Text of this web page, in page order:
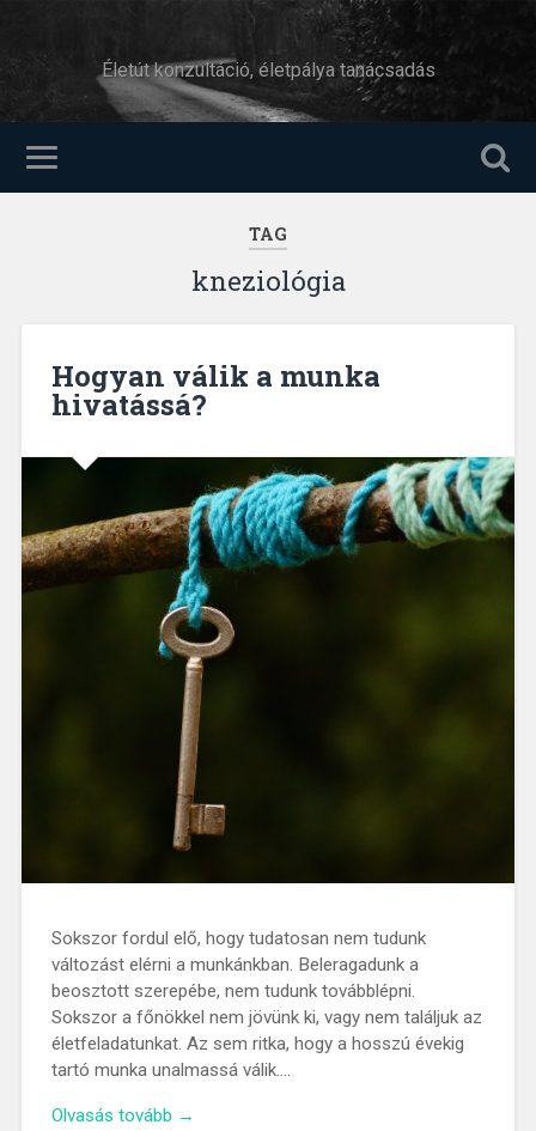
Életút konzultáció, életpálya tanácsadás
TAG
kneziológia
Hogyan válik a munka
hivatássá?
Sokszor fordul elő, hogy tudatosan nem tudunk
változást elérni a munkánkban. Beleragadunk a
beosztott szerepébe, nem tudunk továbblépni.
Sokszor a főnökkel nem jövünk ki, vagy nem találjuk az
életfeladatunkat. Az sem ritka, hogy a hosszú évekig
tartó munka unalmassá válik….
Olvasás tovább →